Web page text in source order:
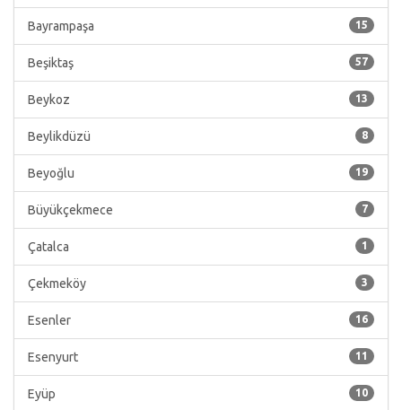
15
Bayrampaşa
57
Beşiktaş
13
Beykoz
8
Beylikdüzü
19
Beyoğlu
7
Büyükçekmece
1
Çatalca
3
Çekmeköy
16
Esenler
11
Esenyurt
10
Eyüp